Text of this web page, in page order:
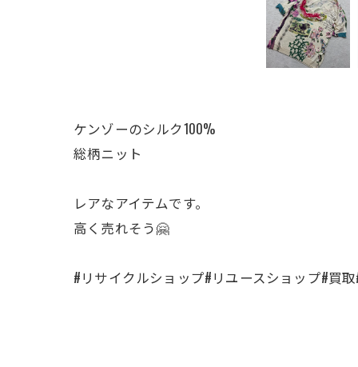
ケンゾーのシルク100%
総柄ニット
レアなアイテムです。
高く売れそう🤗
#リサイクルショップ#リユースショップ#買